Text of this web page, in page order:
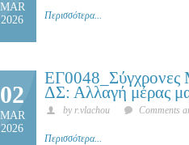
MAR
2026
Περισσότερα...
02
MAR
2026
ΕΓ0048_Σύγχρονες
ΔΣ: Αλλαγή μέρας
by r.vlachou Comments
Περισσότερα...